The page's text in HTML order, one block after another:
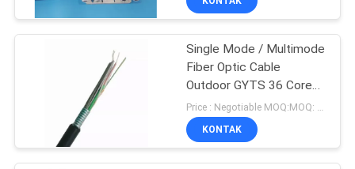
TUR
KONTROL
KUALITAS
MPO Serat Optik
24
Single Mode / Multimode
Fiber Optic Cable
Outdoor GYTS 36 Core
Disesuaikan
KONTAK